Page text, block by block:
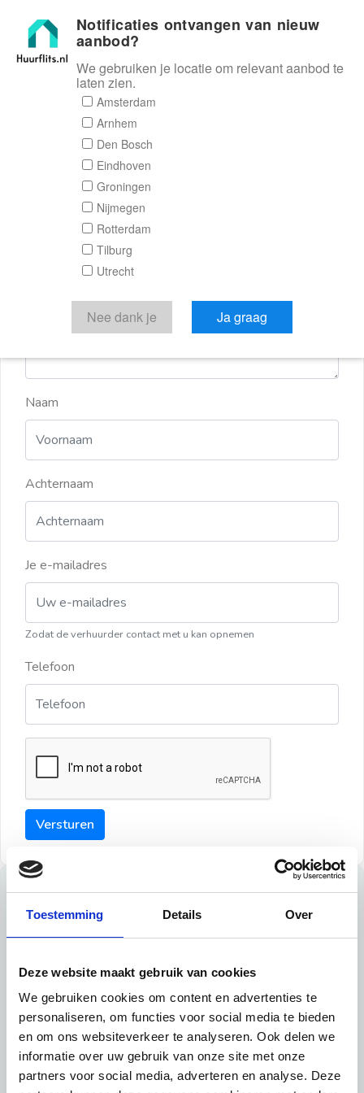
Toestemming Details Over
Deze website maakt gebruik van cookies
We gebruiken cookies om content en advertenties te
personaliseren, om functies voor social media te bieden
en om ons websiteverkeer te analyseren. Ook delen we
informatie over uw gebruik van onze site met onze
partners voor social media, adverteren en analyse. Deze
Huurflits
Reactieformulier
Huurflits
Verstuur je bericht
Door een bericht te sturen kom je in contact met de
aanbieder of makelaar van de woning.
Naam
Achternaam
Je e-mailadres
Zodat de verhuurder contact met u kan opnemen
Telefoon
Versturen
Tips
Tip 1:
Schrijf een duidelijke introductie en geef de volgende
informatie mee:
Ben je student, werkachtig of werkzoekend
Notificaties ontvangen van nieuw
aanbod?
We gebruiken je locatie om relevant aanbod te
laten zien.
Amsterdam
Arnhem
Den Bosch
Eindhoven
Groningen
Nijmegen
Rotterdam
Tilburg
Utrecht
Nee dank je Ja graag